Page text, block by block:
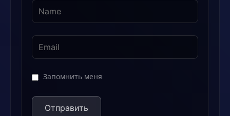
Запомнить меня